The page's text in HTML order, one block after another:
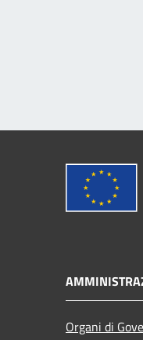
Organi di